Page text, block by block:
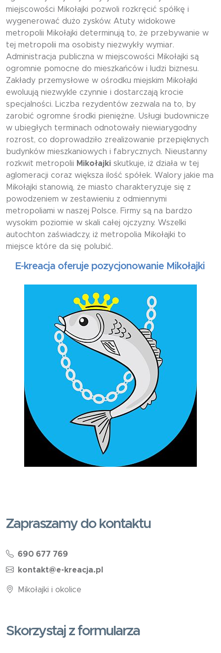
miejscowości Mikołajki pozwoli rozkręcić spółkę i
wygenerować dużo zysków. Atuty widokowe
metropolii Mikołajki determinują to, że przebywanie w
tej metropolii ma osobisty niezwykły wymiar.
Administracja publiczna w miejscowości Mikołajki są
ogromnie pomocne do mieszkańców i ludzi biznesu.
Zakłady przemysłowe w ośrodku miejskim Mikołajki
ewoluują niezwykle czynnie i dostarczają krocie
specjalności. Liczba rezydentów zezwala na to, by
zarobić ogromne środki pieniężne. Usługi budownicze
w ubiegłych terminach odnotowały niewiarygodny
rozrost, co doprowadziło zrealizowanie przepięknych
budynków mieszkaniowych i fabrycznych. Nieustanny
rozkwit metropolii Mikołajki skutkuje, iż działa w tej
aglomeracji coraz większa ilość spółek. Walory jakie ma
Mikołajki stanowią, że miasto charakteryzuje się z
powodzeniem w zestawieniu z odmiennymi
metropoliami w naszej Polsce. Firmy są na bardzo
wysokim poziomie w skali całej ojczyzny. Wszelki
autochton zaświadczy, iż metropolia Mikołajki to
miejsce które da się polubić.
kreacja oferuje pozycjonowanie Mikołajki
Zapraszamy do kontaktu
690 677 769
kontakt@e-kreacja.pl
Mikołajki i okolice
Skorzystaj z formularza